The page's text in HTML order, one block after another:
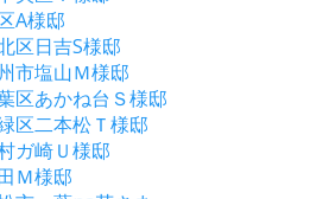
A様邸
区日吉S様邸
市塩山Ｍ様邸
区あかね台Ｓ様邸
区二本松Ｔ様邸
ガ崎Ｕ様邸
Ｍ様邸